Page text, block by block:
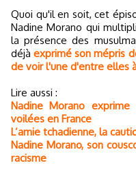
Quoi qu'il en soit, cet
Nadine Morano qui
la présence des
déjàexprimé son mépris
de voir l'une d'entre elles
Lire aussi :
Nadine Morano
voilées en France
L’amie tchadienne, la
Nadine Morano, son
racisme